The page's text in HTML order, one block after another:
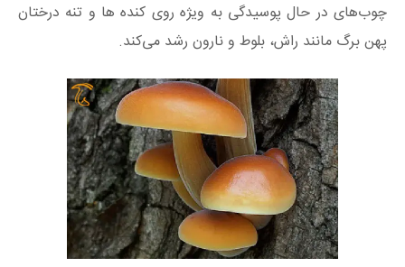
چوب‌های در حال پوسیدگی به ویژه روی کنده ها و تنه درختان
پهن برگ مانند راش، بلوط و نارون رشد می‌کند.